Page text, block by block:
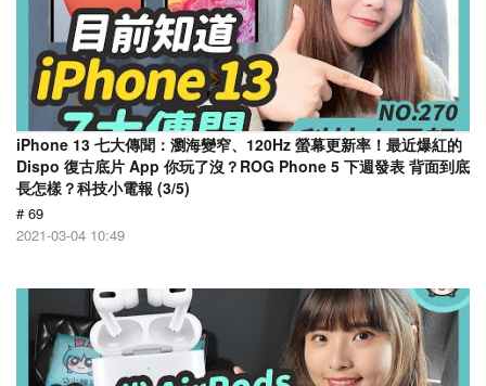
iPhone 13 七大傳聞：瀏海變窄、120Hz 螢幕更新率！最近爆紅的
Dispo 復古底片 App 你玩了沒？ROG Phone 5 下週發表 背面到底
長怎樣？科技小電報 (3/5)
# 69
2021-03-04 10:49